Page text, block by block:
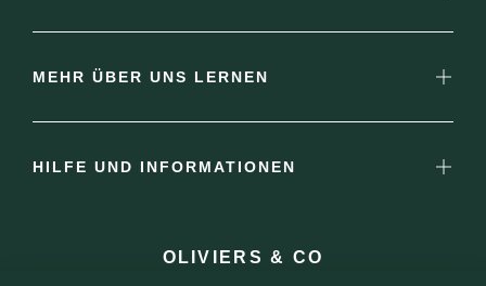
MEHR ÜBER UNS LERNEN
HILFE UND INFORMATIONEN
OLIVIERS & CO